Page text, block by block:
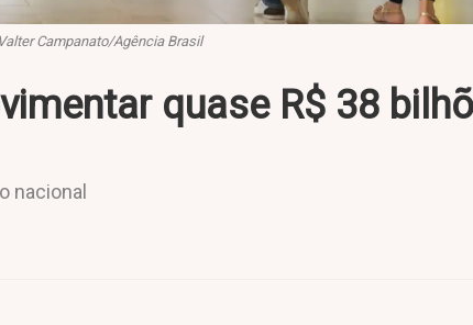
Campanato/Agência Brasil
quase R$ 38
nacional